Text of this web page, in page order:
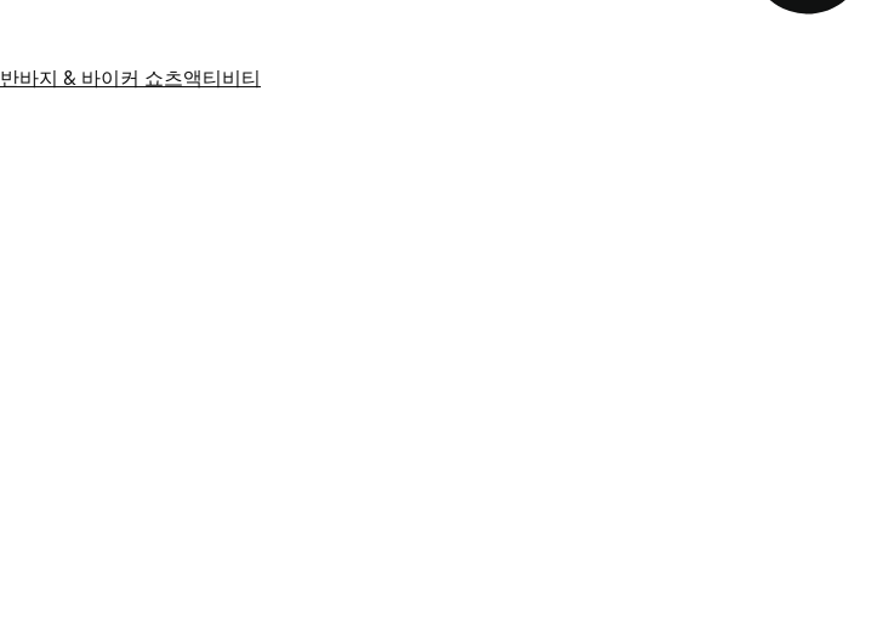
반바지 & 바이커 쇼츠액티비티